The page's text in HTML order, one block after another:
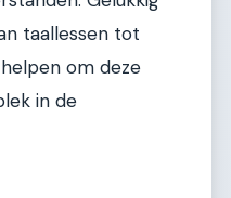
taallessen tot
om deze
in de